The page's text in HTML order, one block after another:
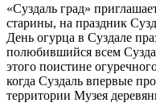
«Суздаль град»
старины, на праздник
День огурца в Суздале
полюбившийся всем
этого поистине
когда Суздаль впервые
территории Музея